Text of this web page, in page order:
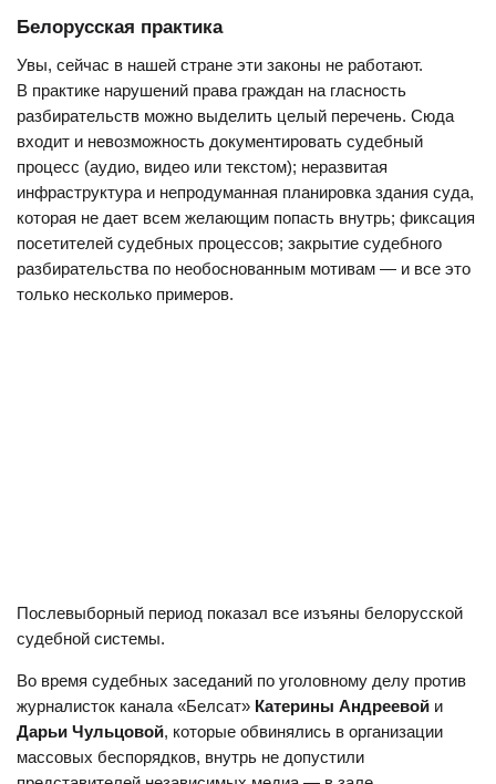
Белорусская практика
Увы, сейчас в нашей стране эти законы не работают.
В практике нарушений права граждан на гласность
разбирательств можно выделить целый перечень. Сюда
входит и невозможность документировать судебный
процесс (аудио, видео или текстом); неразвитая
инфраструктура и непродуманная планировка здания суда,
которая не дает всем желающим попасть внутрь; фиксация
посетителей судебных процессов; закрытие судебного
разбирательства по необоснованным мотивам — и все это
только несколько примеров.
Послевыборный период показал все изъяны белорусской
судебной системы.
Во время судебных заседаний по уголовному делу против
журналисток канала «Белсат» Катерины Андреевой и
Дарьи Чульцовой, которые обвинялись в организации
массовых беспорядков, внутрь не допустили